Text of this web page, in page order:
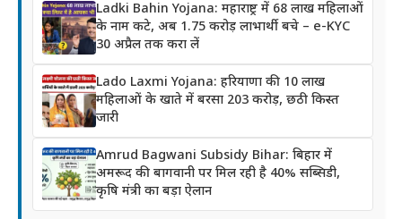
Ladki Bahin Yojana: महाराष्ट्र में 68 लाख महिलाओं
के नाम कटे, अब 1.75 करोड़ लाभार्थी बचे – e-KYC
30 अप्रैल तक करा लें
Lado Laxmi Yojana: हरियाणा की 10 लाख
महिलाओं के खाते में बरसा 203 करोड़, छठी किस्त
जारी
Amrud Bagwani Subsidy Bihar: बिहार में
अमरूद की बागवानी पर मिल रही है 40% सब्सिडी,
कृषि मंत्री का बड़ा ऐलान